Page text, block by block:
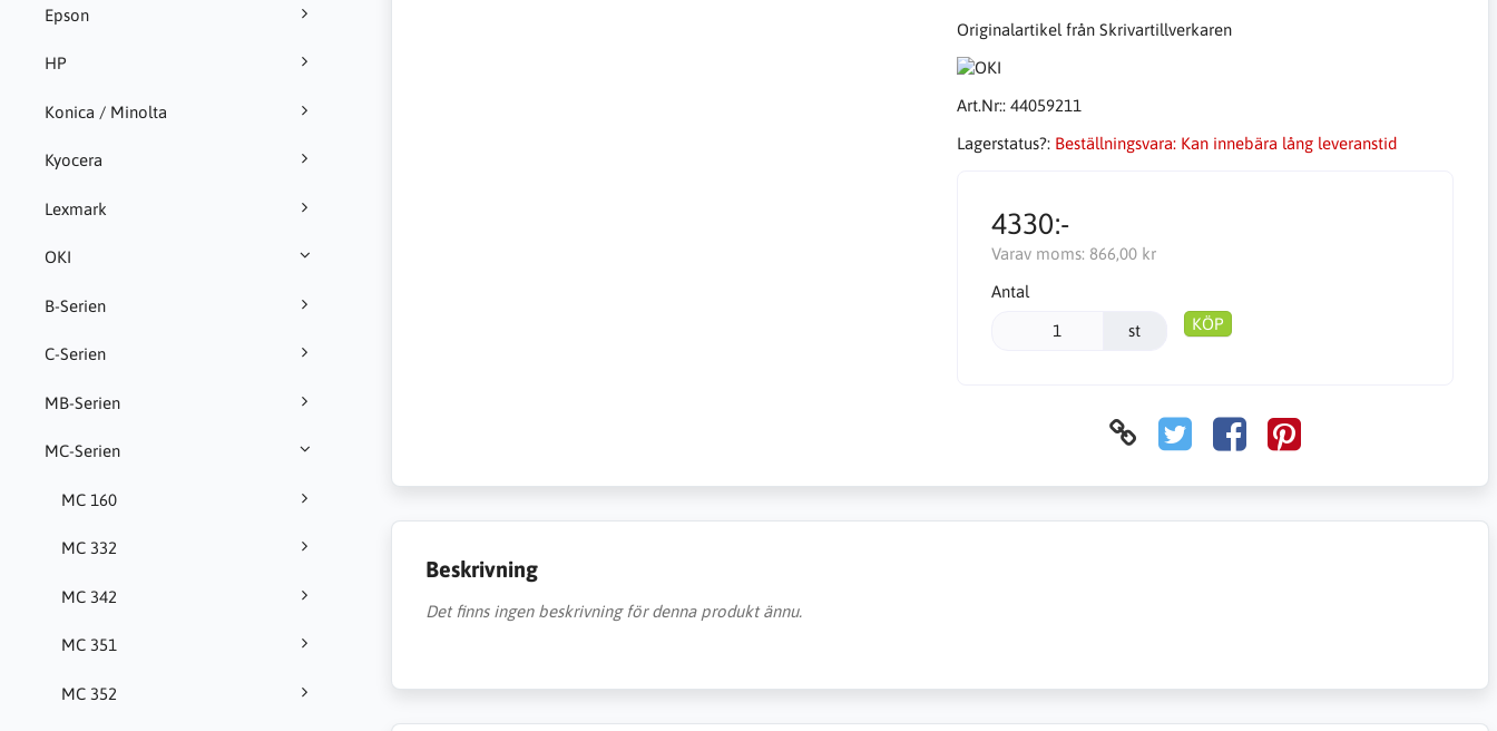
Epson
HP
Konica / Minolta
Kyocera
Lexmark
OKI
B-Serien
C-Serien
MB-Serien
MC-Serien
MC 160
MC 332
MC 342
MC 351
MC 352
Originalartikel från Skrivartillverkaren
Art.Nr:: 44059211
Lagerstatus?: Beställningsvara: Kan innebära lång leveranstid
4330:-
Varav moms: 866,00 kr
Antal
st KÖP
Beskrivning
Det finns ingen beskrivning för denna produkt ännu.